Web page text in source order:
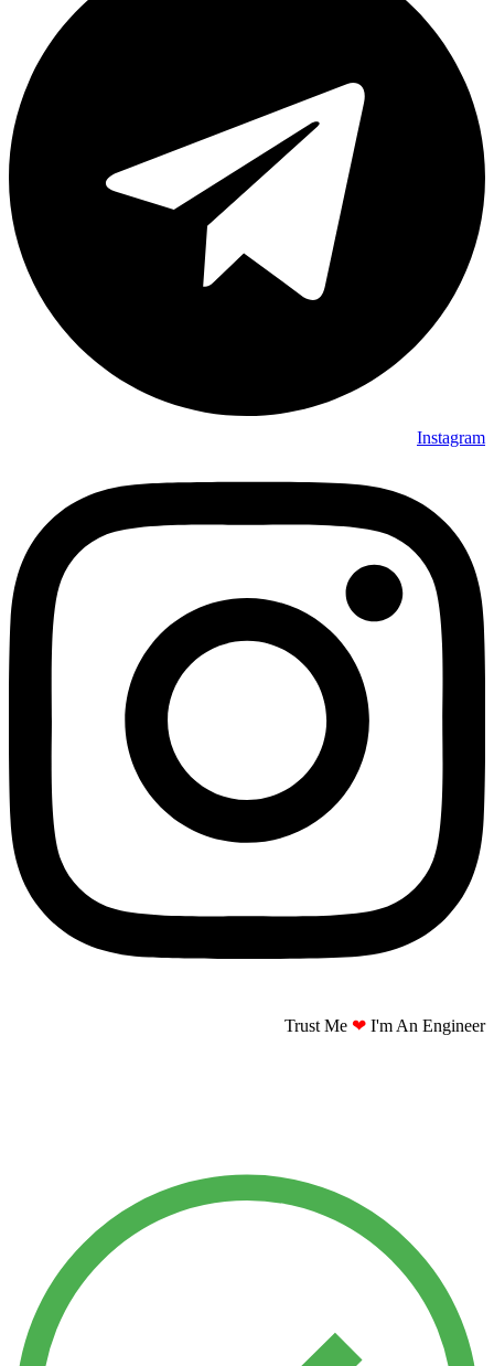
Instagram
Trust Me ❤ I'm An Engineer​​